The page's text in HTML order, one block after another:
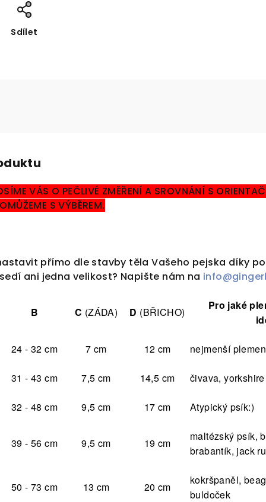
Sdílet
VÁS O PEČLIVÉ ZMĚŘENÍ A SROVNÁNÍ S
S VÝBĚREM.
přímo dle stavby těla Vašeho pejska díky
ani jedna velikost? Napište nám na
B C (ZÁDA) D (BŘICHO)
Pro jaké
24 - 32 cm 7 cm 12 cm nejmenší
31 - 43 cm 7,5 cm 14,5 cm čivava,
32 - 48 cm 9,5 cm 17 cm Atypický psík:)
39 - 56 cm 9,5 cm 19 cm
maltézský psík,
brabantík, jack
50 - 73 cm 13 cm 20 cm
kokršpaněl,
buldoček